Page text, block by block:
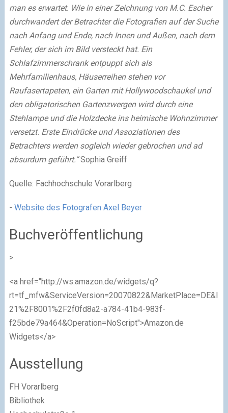
man es erwartet. Wie in einer Zeichnung von M.C. Escher
durchwandert der Betrachter die Fotografien auf der Suche
nach Anfang und Ende, nach Innen und Außen, nach dem
Fehler, der sich im Bild versteckt hat. Ein
Schlafzimmerschrank entpuppt sich als
Mehrfamilienhaus, Häuserreihen stehen vor
Raufasertapeten, ein Garten mit Hollywoodschaukel und
den obligatorischen Gartenzwergen wird durch eine
Stehlampe und die Holzdecke ins heimische Wohnzimmer
versetzt. Erste Eindrücke und Assoziationen des
Betrachters werden sogleich wieder gebrochen und ad
absurdum geführt.“Sophia Greiff
Quelle: Fachhochschule Vorarlberg
- Website des Fotografen Axel Beyer
Buchveröffentlichung
>
<a href="http://ws.amazon.de/widgets/q?
21%2F8001%2F2f0fd8a2-a784-41b4-983f-
f25bde79a464&Operation=NoScript">Amazon.de
Widgets</a>
Ausstellung
FH Vorarlberg
Bibliothek